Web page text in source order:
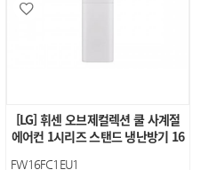
[LG] 휘센 오브제컬렉션 쿨 사계절
에어컨 1시리즈 스탠드 냉난방기 16
FW16FC1EU1